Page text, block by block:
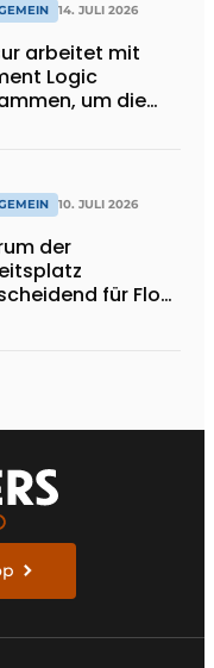
14. JULI 2026
arbeitet mit
Logic
um die
10. JULI 2026
der
für Flow,